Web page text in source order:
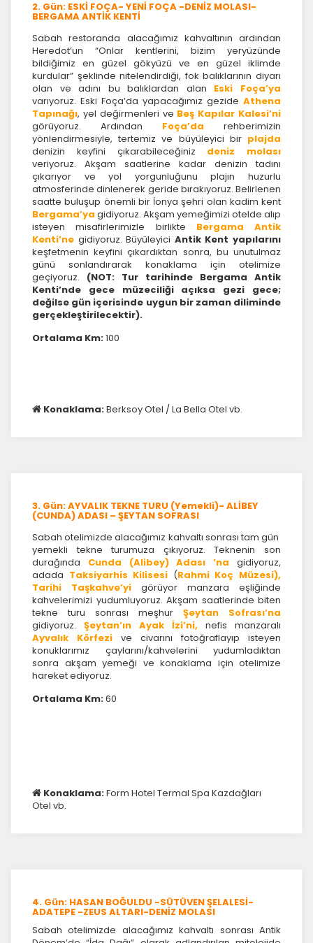
2. Gün: ESKİ FOÇA- YENİ FOÇA -DENİZ MOLASI-
BERGAMA ANTİK KENTİ
Sabah restoranda alacağımız kahvaltının ardından
Heredot’un “Onlar kentlerini, bizim yeryüzünde
bildiğimiz en güzel gökyüzü ve en güzel iklimde
kurdular” şeklinde nitelendirdiği, fok balıklarının diyarı
olan ve adını bu balıklardan alan Eski Foça’ya
varıyoruz. Eski Foça’da yapacağımız gezide Athena
Tapınağı, yel değirmenleri ve Beş Kapılar Kalesi’ni
görüyoruz. Ardından Foça’da rehberimizin
yönlendirmesiyle, tertemiz ve büyüleyici bir plajda
denizin keyfini çıkarabileceğiniz deniz molası
veriyoruz. Akşam saatlerine kadar denizin tadını
çıkarıyor ve yol yorgunluğunu plajın huzurlu
atmosferinde dinlenerek geride bırakıyoruz. Belirlenen
saatte buluşup önemli bir İonya şehri olan kadim kent
Bergama’ya gidiyoruz. Akşam yemeğimizi otelde alıp
isteyen misafirlerimizle birlikte Bergama Antik
Kenti’ne gidiyoruz. Büyüleyici Antik Kent yapılarını
keşfetmenin keyfini çıkardıktan sonra, bu unutulmaz
günü sonlandırarak konaklama için otelimize
geçiyoruz. (NOT: Tur tarihinde Bergama Antik
Kenti’nde gece müzeciliği açıksa gezi gece;
değilse gün içerisinde uygun bir zaman diliminde
gerçekleştirilecektir).
Ortalama Km:100
Konaklama:Berksoy Otel / La Bella Otel vb.
3. Gün: AYVALIK TEKNE TURU (Yemekli)- ALİBEY
(CUNDA) ADASI – ŞEYTAN SOFRASI
Sabah otelimizde alacağımız kahvaltı sonrası tam gün
yemekli tekne turumuza çıkıyoruz. Teknenin son
durağında Cunda (Alibey) Adası ’nagidiyoruz,
adada Taksiyarhis Kilisesi (Rahmi Koç Müzesi),
Tarihi Taşkahve’yi görüyor manzara eşliğinde
kahvelerimizi yudumluyoruz. Akşam saatlerinde biten
tekne turu sonrası meşhur Şeytan Sofrası’na
gidiyoruz. Şeytan’ın Ayak İzi’ni, nefis manzaralı
Ayvalık
Körfezi ve civarını fotoğraflayıp isteyen
konuklarımız çaylarını/kahvelerini yudumladıktan
sonra akşam yemeği ve konaklama için otelimize
hareket ediyoruz.
Ortalama Km:60
Konaklama:Form Hotel Termal Spa Kazdağları
Otel vb.
4. Gün: HASAN BOĞULDU -SÜTÜVEN ŞELALESİ-
ADATEPE -ZEUS ALTARI-DENİZ MOLASI
Sabah otelimizde alacağımız kahvaltı sonrası Antik